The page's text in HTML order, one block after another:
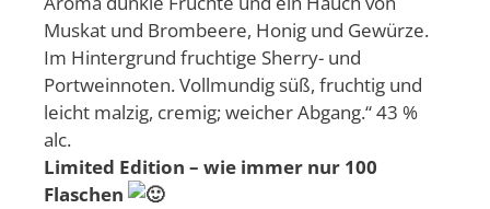
Muskat und Brombeere, Honig und Gewürze.
Im Hintergrund fruchtige Sherry- und
Portweinnoten. Vollmundig süß, fruchtig und
leicht malzig, cremig; weicher Abgang.“ 43 %
alc.
Limited Edition – wie immer nur 100
Flaschen